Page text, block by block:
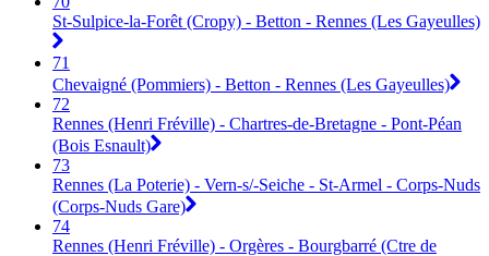
St-Sulpice-la-Forêt (Cropy) - Betton - Rennes (Les Gayeulles)
71
Chevaigné (Pommiers) - Betton - Rennes (Les Gayeulles)
72
Rennes (Henri Fréville) - Chartres-de-Bretagne - Pont-Péan
(Bois Esnault)
73
Rennes (La Poterie) - Vern-s/-Seiche - St-Armel - Corps-Nuds
(Corps-Nuds Gare)
74
Rennes (Henri Fréville) - Orgères - Bourgbarré (Ctre de